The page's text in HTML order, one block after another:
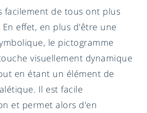
facilement de tous ont plus
effet, en plus d'être une
le pictogramme
visuellement dynamique
en étant un élément de
Il est facile
et permet alors d'en